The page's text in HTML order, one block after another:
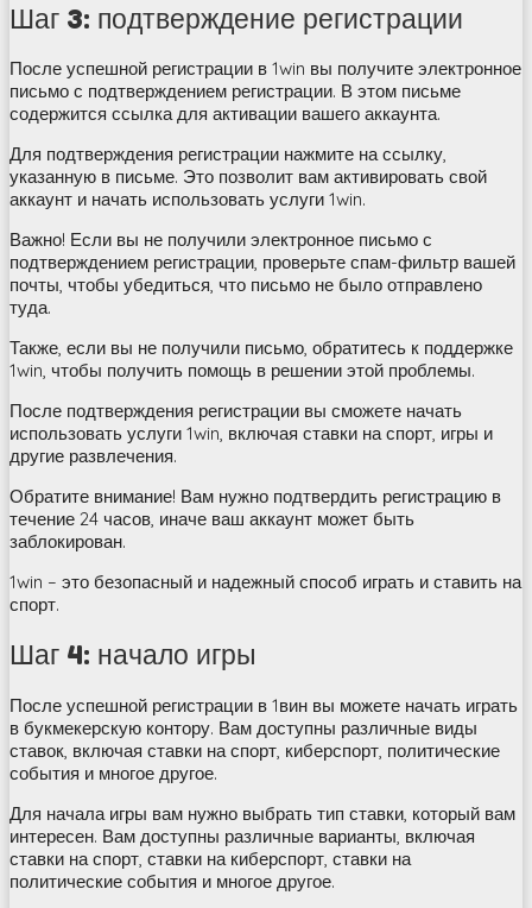
Шаг 3: подтверждение регистрации
После успешной регистрации в 1win вы получите электронное
письмо с подтверждением регистрации. В этом письме
содержится ссылка для активации вашего аккаунта.
Для подтверждения регистрации нажмите на ссылку,
указанную в письме. Это позволит вам активировать свой
аккаунт и начать использовать услуги 1win.
Важно! Если вы не получили электронное письмо с
подтверждением регистрации, проверьте спам-фильтр вашей
почты, чтобы убедиться, что письмо не было отправлено
туда.
Также, если вы не получили письмо, обратитесь к поддержке
1win, чтобы получить помощь в решении этой проблемы.
После подтверждения регистрации вы сможете начать
использовать услуги 1win, включая ставки на спорт, игры и
другие развлечения.
Обратите внимание! Вам нужно подтвердить регистрацию в
течение 24 часов, иначе ваш аккаунт может быть
заблокирован.
1win – это безопасный и надежный способ играть и ставить на
спорт.
Шаг 4: начало игры
После успешной регистрации в 1вин вы можете начать играть
в букмекерскую контору. Вам доступны различные виды
ставок, включая ставки на спорт, киберспорт, политические
события и многое другое.
Для начала игры вам нужно выбрать тип ставки, который вам
интересен. Вам доступны различные варианты, включая
ставки на спорт, ставки на киберспорт, ставки на
политические события и многое другое.